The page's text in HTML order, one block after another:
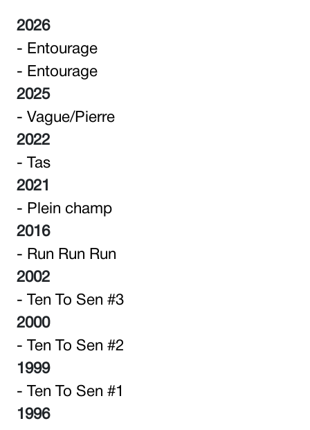
2026
- Entourage
- Entourage
2025
- Vague/Pierre
2022
- Tas
2021
- Plein champ
2016
- Run Run Run
2002
- Ten To Sen #3
2000
- Ten To Sen #2
1999
- Ten To Sen #1
1996